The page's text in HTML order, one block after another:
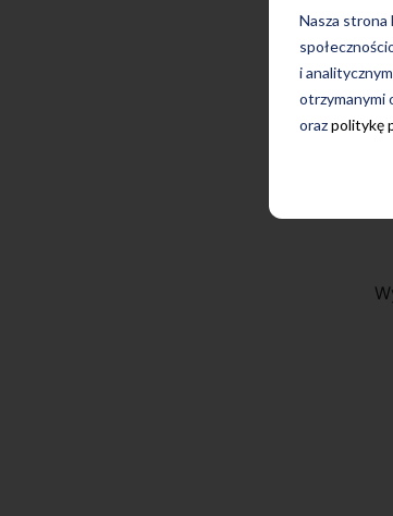
Nasza strona
i
otrzymanymi
orazpolitykę